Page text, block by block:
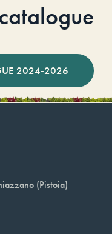
2024-2026
(Pistoia)